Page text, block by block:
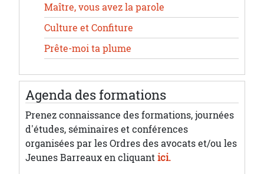
Maître, vous avez la parole
Culture et Confiture
Prête-moi ta plume
Agenda des formations
Prenez connaissance des formations, journées
d'études, séminaires et conférences
organisées par les Ordres des avocats et/ou les
Jeunes Barreaux en cliquantici.